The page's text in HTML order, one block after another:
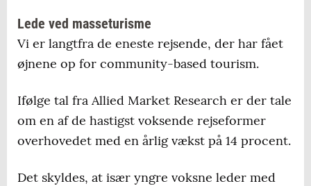
Lede ved masseturisme
Vi er langtfra de eneste rejsende, der har fået
øjnene op for community-based tourism.
Ifølge tal fra Allied Market Research er der tale
om en af de hastigst voksende rejseformer
overhovedet med en årlig vækst på 14 procent.
Det skyldes, at især yngre voksne leder med